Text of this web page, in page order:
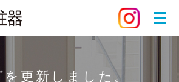
更新しました。